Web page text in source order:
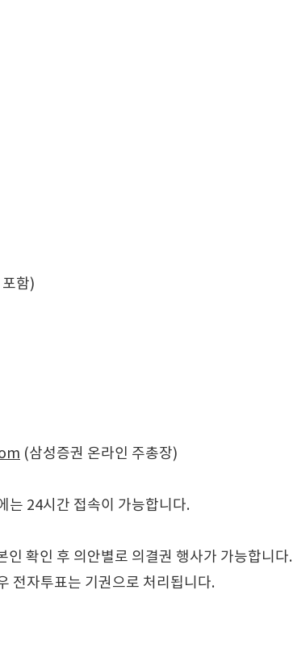
함)
(삼성증권 온라인 주총장)
는 24시간 접속이 가능합니다.
확인 후 의안별로 의결권 행사가 가능합니다.
전자투표는 기권으로 처리됩니다.